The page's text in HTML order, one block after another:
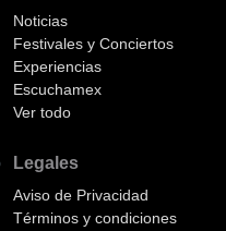
Noticias
Festivales y Conciertos
Experiencias
Escuchamex
Ver todo
Legales
Aviso de Privacidad
Términos y condiciones